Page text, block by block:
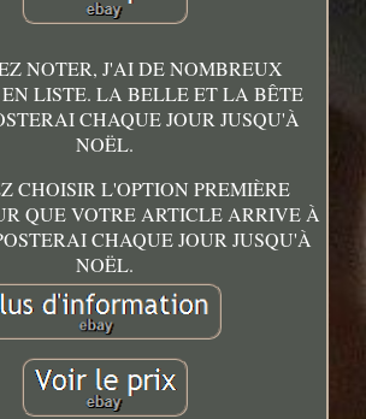
NOTER, J'AI DE NOMBREUX
LISTE. LA BELLE ET LA BÊTE
CHAQUE JOUR JUSQU'À
NOËL.
CHOISIR L'OPTION PREMIÈRE
QUE VOTRE ARTICLE ARRIVE À
CHAQUE JOUR JUSQU'À
NOËL.